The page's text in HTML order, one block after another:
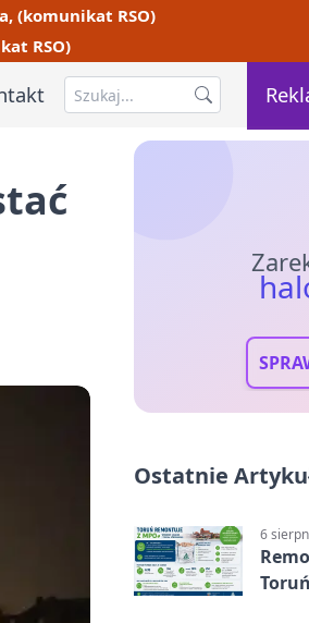
(komunikat RSO)
RSO)
Ostatnie
6